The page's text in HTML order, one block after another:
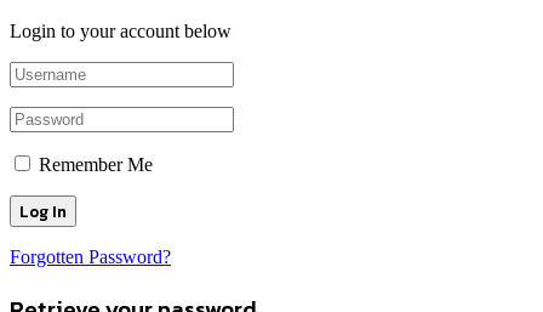
Login to your account below
Remember Me
Forgotten Password?